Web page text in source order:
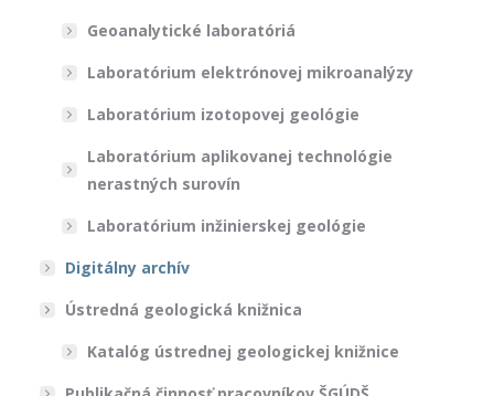
Geoanalytické laboratóriá
Laboratórium elektrónovej mikroanalýzy
Laboratórium izotopovej geológie
Laboratórium aplikovanej technológie
nerastných surovín
Laboratórium inžinierskej geológie
Digitálny archív
Ústredná geologická knižnica
Katalóg ústrednej geologickej knižnice